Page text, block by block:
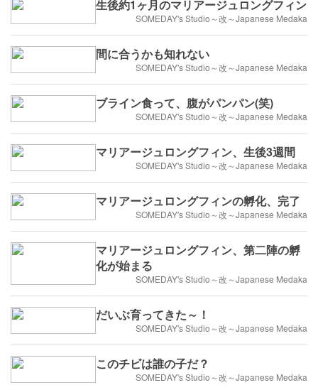
生後約1ヶ月のマリアージュロングフィン
SOMEDAY's Studio～改～Japanese Medaka
間に合うかも知れない
SOMEDAY's Studio～改～Japanese Medaka
ブライン食って、腹がパンパン(笑)
SOMEDAY's Studio～改～Japanese Medaka
マリアージュロングフィン、生後3週間
SOMEDAY's Studio～改～Japanese Medaka
マリアージュロングフィンの孵化、完了
SOMEDAY's Studio～改～Japanese Medaka
マリアージュロングフィン、第二陣の孵
化が始まる
SOMEDAY's Studio～改～Japanese Medaka
だいぶ育ってきた～！
SOMEDAY's Studio～改～Japanese Medaka
このチビは誰の子だ？
SOMEDAY's Studio～改～Japanese Medaka